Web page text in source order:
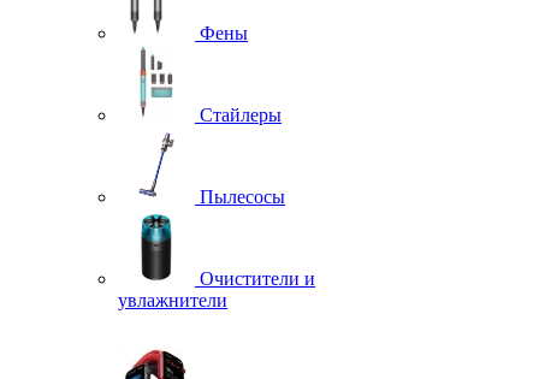
Фены
Стайлеры
Пылесосы
Очистители и
увлажнители